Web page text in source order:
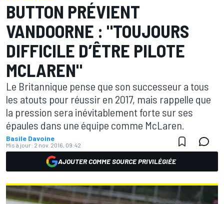
BUTTON PRÉVIENT
VANDOORNE : "TOUJOURS
DIFFICILE D’ÊTRE PILOTE
MCLAREN"
Le Britannique pense que son successeur a tous
les atouts pour réussir en 2017, mais rappelle que
la pression sera inévitablement forte sur ses
épaules dans une équipe comme McLaren.
Basile Davoine
Mis à jour: 2 nov. 2016, 09:42
AJOUTER COMME SOURCE PRIVILÉGIÉE